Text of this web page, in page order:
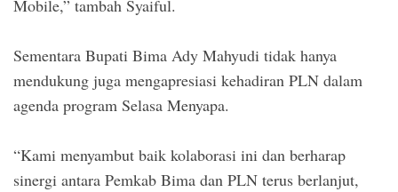
Mobile,” tambah Syaiful.
Sementara Bupati Bima Ady Mahyudi tidak hanya
mendukung juga mengapresiasi kehadiran PLN dalam
agenda program Selasa Menyapa.
“Kami menyambut baik kolaborasi ini dan berharap
sinergi antara Pemkab Bima dan PLN terus berlanjut,